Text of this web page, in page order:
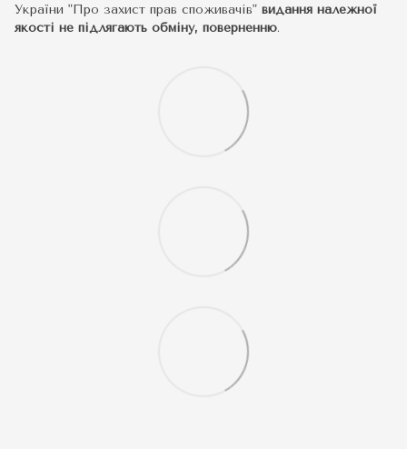
України "Про захист прав споживачів" видання належної
якості не підлягають обміну, поверненню.